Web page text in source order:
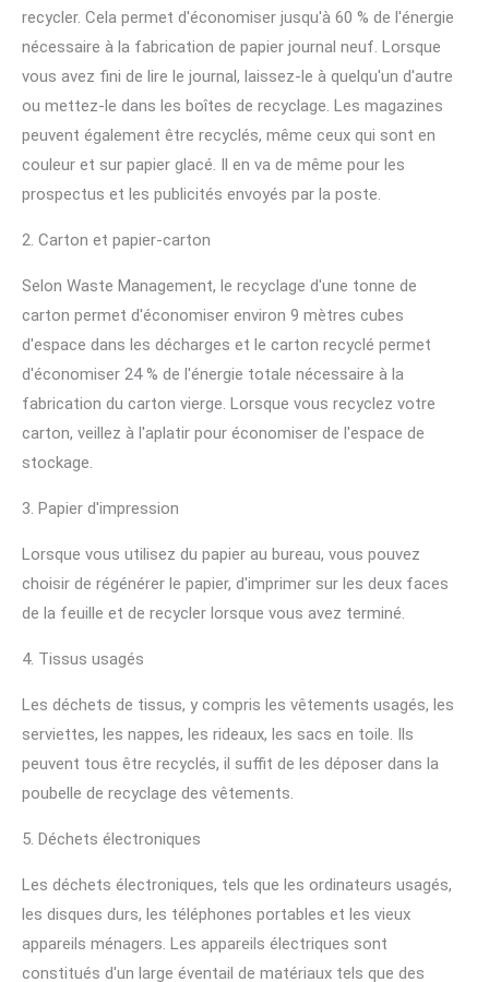
recycler. Cela permet d'économiser jusqu'à 60 % de l'énergie
nécessaire à la fabrication de papier journal neuf. Lorsque
vous avez fini de lire le journal, laissez-le à quelqu'un d'autre
ou mettez-le dans les boîtes de recyclage. Les magazines
peuvent également être recyclés, même ceux qui sont en
couleur et sur papier glacé. Il en va de même pour les
prospectus et les publicités envoyés par la poste.
2. Carton et papier-carton
Selon Waste Management, le recyclage d'une tonne de
carton permet d'économiser environ 9 mètres cubes
d'espace dans les décharges et le carton recyclé permet
d'économiser 24 % de l'énergie totale nécessaire à la
fabrication du carton vierge. Lorsque vous recyclez votre
carton, veillez à l'aplatir pour économiser de l'espace de
stockage.
3. Papier d'impression
Lorsque vous utilisez du papier au bureau, vous pouvez
choisir de régénérer le papier, d'imprimer sur les deux faces
de la feuille et de recycler lorsque vous avez terminé.
4. Tissus usagés
Les déchets de tissus, y compris les vêtements usagés, les
serviettes, les nappes, les rideaux, les sacs en toile. Ils
peuvent tous être recyclés, il suffit de les déposer dans la
poubelle de recyclage des vêtements.
5. Déchets électroniques
Les déchets électroniques, tels que les ordinateurs usagés,
les disques durs, les téléphones portables et les vieux
appareils ménagers. Les appareils électriques sont
constitués d'un large éventail de matériaux tels que des